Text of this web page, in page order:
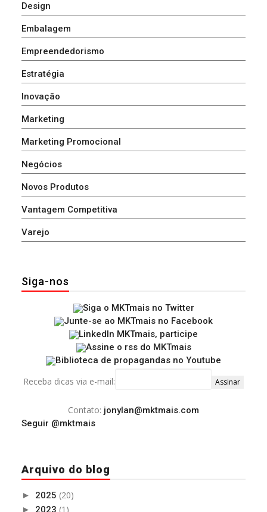
Design
Embalagem
Empreendedorismo
Estratégia
Inovação
Marketing
Marketing Promocional
Negócios
Novos Produtos
Vantagem Competitiva
Varejo
Siga-nos
Receba dicas via e-mail:
Contato: jonylan@mktmais.com
Seguir @mktmais
Arquivo do blog
► 2025 (20)
► 2023 (1)